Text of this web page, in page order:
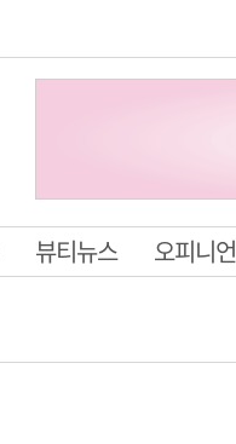
뷰티뉴스 오피니언